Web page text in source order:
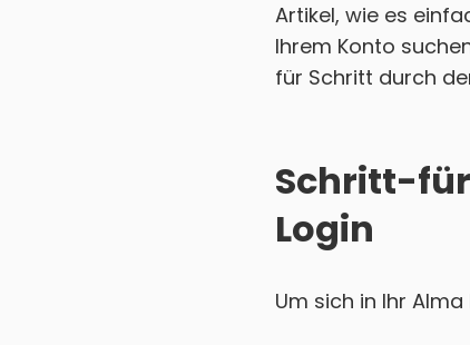
Artikel, wie es
Ihrem Konto
für Schritt durch
Schritt-
Login
Um sich in Ihr